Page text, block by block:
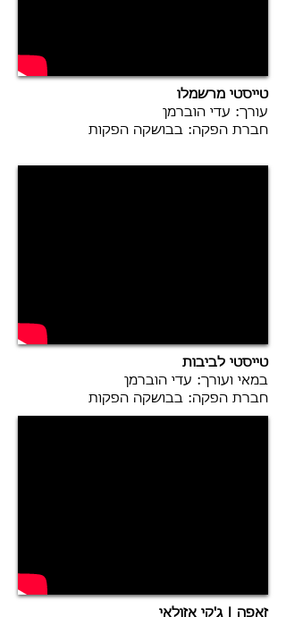
טייסטי מרשמלו
עורך: עדי הוברמן
חברת הפקה: בבושקה הפקות
טייסטי לביבות
במאי ועורך: עדי הוברמן
חברת הפקה: בבושקה הפקות
זאפה | ג'קי אזולאי